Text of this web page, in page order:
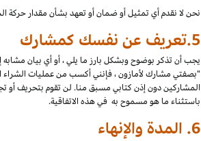
نحن لا نقدم أي تمثيل أو ضمان أو تعهد بشأن مقدار حركة
5. تعريف عن نفسك كمشارك
يجب أن تذكر بوضوح وبشكل بارز ما يلي ، أو أي بيان
"بصفتي مشارك لأمازون ، فإنني أكسب من عمليات الشراء
المشاركين دون إذن كتابي مسبق منا. لن تقوم بتحريف أو
باستثناء ما هو مسموح به في هذه الاتفاقية.
6. المدة والإنهاء